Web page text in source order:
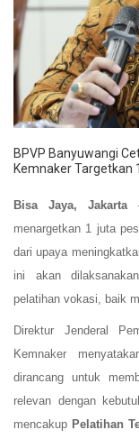
BPVP Banyuwangi
Kemnaker Targetkan
Bisa Jaya, Jakarta–
menargetkan 1 juta
dari upaya
ini akan
pelatihan vokasi, baik
Direktur Jenderal
Kemnaker
dirancang untuk
relevan dengan
mencakup Pelatihan